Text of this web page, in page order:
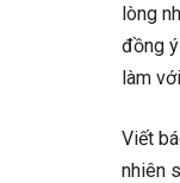
lòng
đồng
làm
Viết
nhiên